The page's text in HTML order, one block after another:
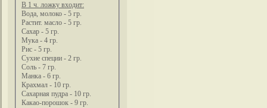
В 1 ч. ложку входит:
Вода, молоко - 5 гр.
Растит. масло - 5 гр.
Сахар - 5 гр.
Мука - 4 гр.
Рис - 5 гр.
Сухие специи - 2 гр.
Соль - 7 гр.
Манка - 6 гр.
Крахмал - 10 гр.
Сахарная пудра - 10 гр.
Какао-порошок - 9 гр.